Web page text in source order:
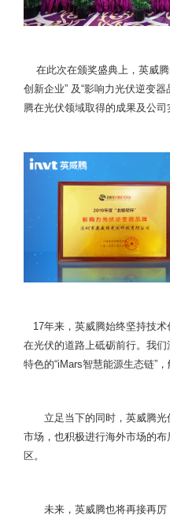
在此次在颁奖盛典上，英威腾
创新企业” 及“影响力光伏逆变
腾在光伏领域取得的成果及公司
17年来，英威腾始终坚持技术
在光伏的道路上砥砺前行。我
特色的“iMars智慧能源生态链”
立足当下的同时，英威腾光
市场，也积极进行海外市场的
区。
未来，英威腾也将再接再厉